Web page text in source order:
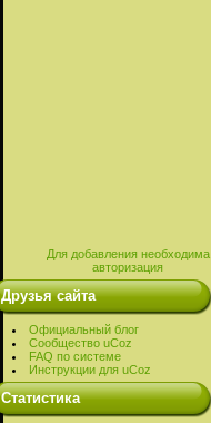
Для добавления необходима
авторизация
Друзья сайта
Официальный блог
Сообщество uCoz
FAQ по системе
Инструкции для uCoz
Cтатистика